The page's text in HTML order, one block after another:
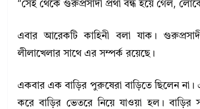
“সেই থেকে গুরুপ্রসাদী প্রথা বন্ধ হয়ে গেল,
এবার আরেকটি কাহিনী বলা যাক।
লীলাখেলার সাথে এর সম্পর্ক রয়েছে।
একবার এক বাড়ির পুরুষেরা বাড়িতে ছিলেন
করে বাড়ির ভেতরে নিয়ে যাওয়া হল।